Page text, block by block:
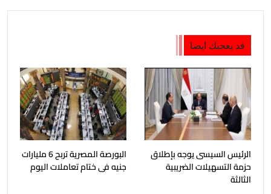
قد يعجبك ايضا
الرئيس السيسى يوجه بإطلاق
حزمة التسهيلات الضريبية
الثالثة
البورصة المصرية تربح 6 مليارات
جنيه فى ختام تعاملات اليوم